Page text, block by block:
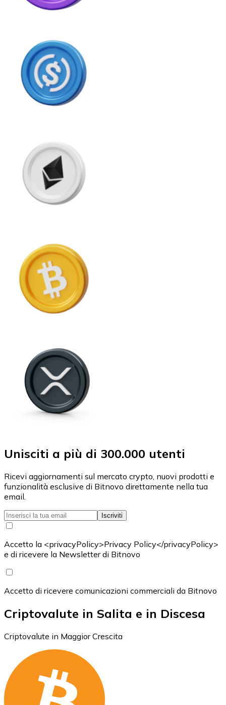
Unisciti a più di 300.000 utenti
Ricevi aggiornamenti sul mercato crypto, nuovi prodotti e
funzionalità esclusive di Bitnovo direttamente nella tua
email.
Iscriviti
Accetto la <privacyPolicy>Privacy Policy</privacyPolicy>
e di ricevere la Newsletter di Bitnovo
Accetto di ricevere comunicazioni commerciali da Bitnovo
Criptovalute in Salita e in Discesa
Criptovalute in Maggior Crescita